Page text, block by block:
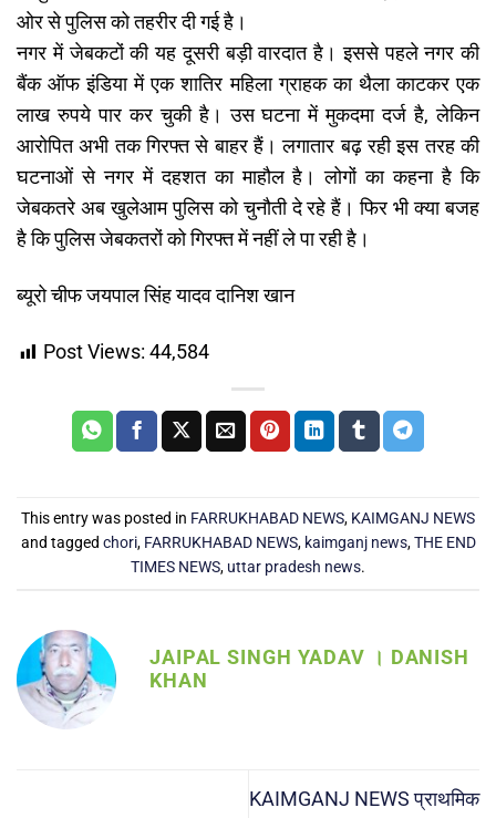
ओर से पुलिस को तहरीर दी गई है।
नगर में जेबकटों की यह दूसरी बड़ी वारदात है। इससे पहले नगर की
बैंक ऑफ इंडिया में एक शातिर महिला ग्राहक का थैला काटकर एक
लाख रुपये पार कर चुकी है। उस घटना में मुकदमा दर्ज है, लेकिन
आरोपित अभी तक गिरफ्त से बाहर हैं। लगातार बढ़ रही इस तरह की
घटनाओं से नगर में दहशत का माहौल है। लोगों का कहना है कि
जेबकतरे अब खुलेआम पुलिस को चुनौती दे रहे हैं। फिर भी क्या बजह
है कि पुलिस जेबकतरों को गिरफ्त में नहीं ले पा रही है।
ब्यूरो चीफ जयपाल सिंह यादव दानिश खान
Post Views: 44,584
This entry was posted in FARRUKHABAD NEWS, KAIMGANJ NEWS
and tagged chori, FARRUKHABAD NEWS, kaimganj news,THE END
TIMES NEWS, uttar pradesh news.
JAIPAL SINGH YADAV । DANISH
KHAN
KAIMGANJ NEWS प्राथमिक